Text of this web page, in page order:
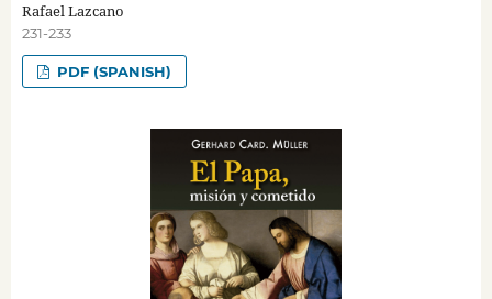
Rafael Lazcano
231-233
PDF (SPANISH)